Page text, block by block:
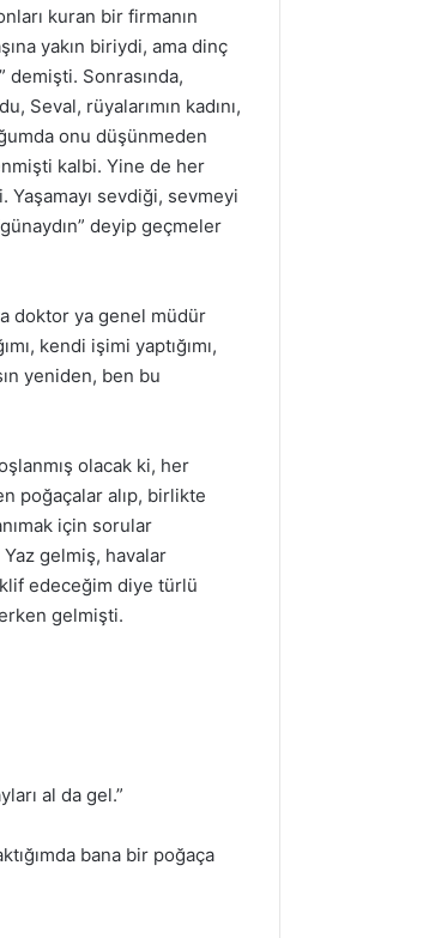
kuran bir firmanın
yakın biriydi, ama dinç
demişti. Sonrasında,
rüyalarımın kadını,
onu düşünmeden
kalbi. Yine de her
Yaşamayı sevdiği, sevmeyi
deyip geçmeler
doktor ya genel müdür
kendi işimi yaptığımı,
yeniden, ben bu
olacak ki, her
poğaçalar alıp, birlikte
için sorular
gelmiş, havalar
edeceğim diye türlü
gelmişti.
al da gel.”
bana bir poğaça